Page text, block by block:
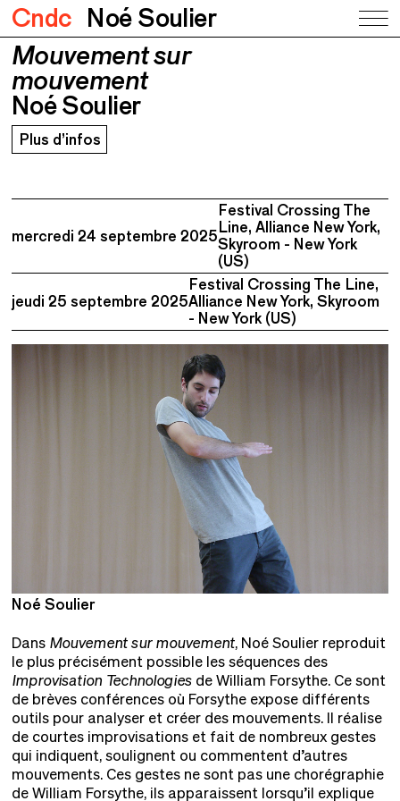
Cndc Noé Soulier
Mouvement sur mouvement
Noé Soulier
Mouvement sur
mouvement
Noé Soulier
Plus d’infos
mercredi 24 septembre 2025
Festival Crossing The
Line, Alliance New York,
Skyroom - New York
(US)
jeudi 25 septembre 2025
Festival Crossing The Line,
Alliance New York, Skyroom
- New York (US)
Noé Soulier
Dans Mouvement sur mouvement, Noé Soulier reproduit
le plus précisément possible les séquences des
Improvisation Technologiesde William Forsythe. Ce sont
de brèves conférences où Forsythe expose différents
outils pour analyser et créer des mouvements. Il réalise
de courtes improvisations et fait de nombreux gestes
qui indiquent, soulignent ou commentent d’autres
mouvements. Ces gestes ne sont pas une chorégraphie
de William Forsythe, ils apparaissent lorsqu’il explique